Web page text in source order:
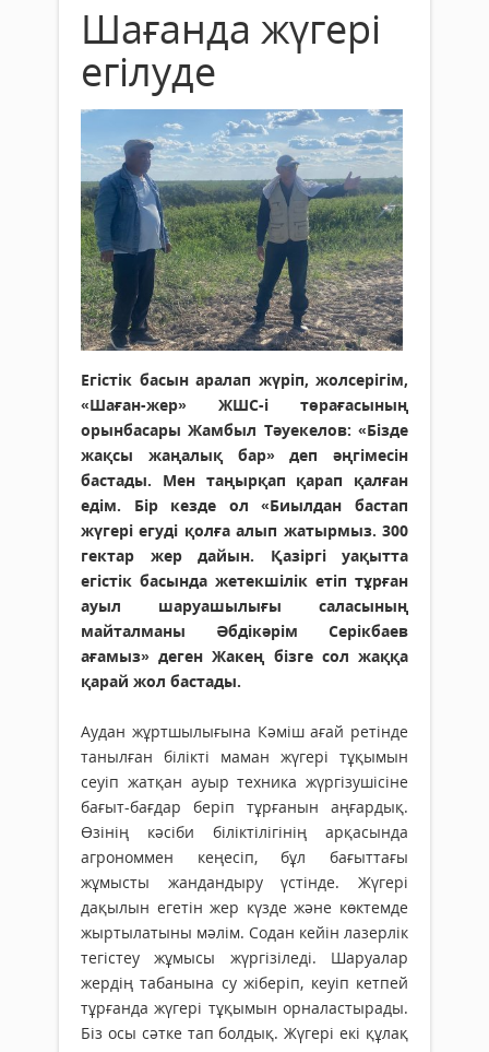
Шағанда жүгері
егілуде
Егістік басын аралап жүріп, жолсерігім,
«Шаған-жер» ЖШС-і төрағасының
орынбасары Жамбыл Тәуекелов: «Бізде
жақсы жаңалық бар» деп әңгімесін
бастады. Мен таңырқап қарап қалған
едім. Бір кезде ол «Биылдан бастап
жүгері егуді қолға алып жатырмыз. 300
гектар жер дайын. Қазіргі уақытта
егістік басында жетекшілік етіп тұрған
ауыл шаруашылығы саласының
майталманы Әбдікәрім Серікбаев
ағамыз» деген Жакең бізге сол жаққа
қарай жол бас­тады.
Аудан жұртшылығына Кәміш ағай ретінде
танылған білікті маман жүгері тұқымын
сеуіп жатқан ауыр техника жүргізушісіне
бағыт-бағдар беріп тұрғанын аңғардық.
Өзінің кәсіби біліктілігінің арқасында
агрономмен кеңесіп, бұл бағыттағы
жұмысты жандандыру үстінде. Жүгері
дақылын егетін жер күзде және көктемде
жыртылатыны мәлім. Содан кейін лазерлік
тегістеу жұмысы жүргізіледі. Шаруалар
жердің табанына су жіберіп, кеуіп кетпей
тұрғанда жүгері тұқымын орналастырады.
Біз осы сәтке тап болдық. Жүгері екі құлақ